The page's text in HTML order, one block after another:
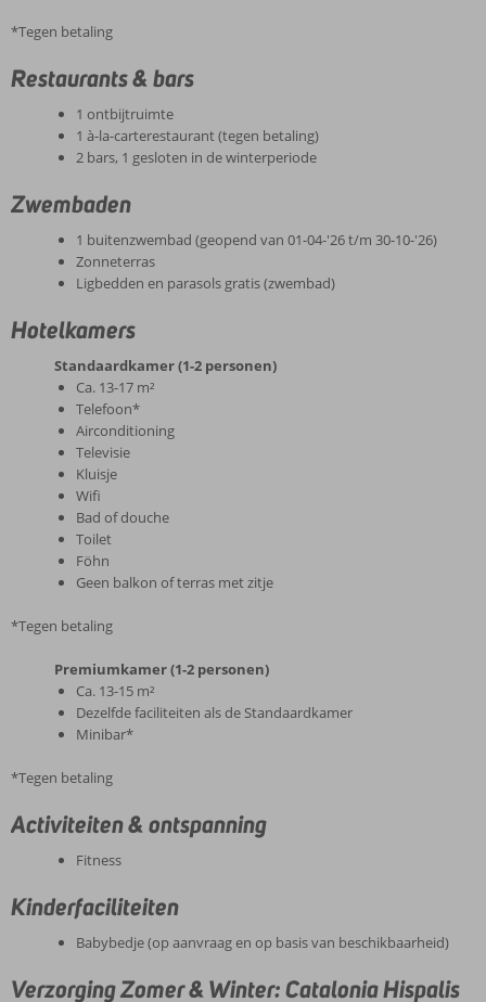
*Tegen betaling
Restaurants & bars
1 ontbijtruimte
1 à-la-carterestaurant (tegen betaling)
2 bars, 1 gesloten in de winterperiode
Zwembaden
1 buitenzwembad (geopend van 01-04-'26 t/m 30-10-'26)
Zonneterras
Ligbedden en parasols gratis (zwembad)
Hotelkamers
Standaardkamer (1-2 personen)
Ca. 13-17 m²
Telefoon*
Airconditioning
Televisie
Kluisje
Wifi
Bad of douche
Toilet
Föhn
Geen balkon of terras met zitje
*Tegen betaling
Premiumkamer (1-2 personen)
Ca. 13-15 m²
Dezelfde faciliteiten als de Standaardkamer
Minibar*
*Tegen betaling
Activiteiten & ontspanning
Fitness
Kinderfaciliteiten
Babybedje (op aanvraag en op basis van beschikbaarheid)
Verzorging Zomer & Winter: Catalonia Hispalis